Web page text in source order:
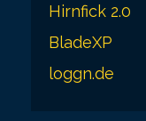
n
a
Hirnfick 2.0
BladeXP
loggn.de